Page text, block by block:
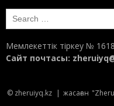
Search
for:
Мемлекеттік тіркеу №
Сайт почтасы:
© zheruiyq.kz | жасаған